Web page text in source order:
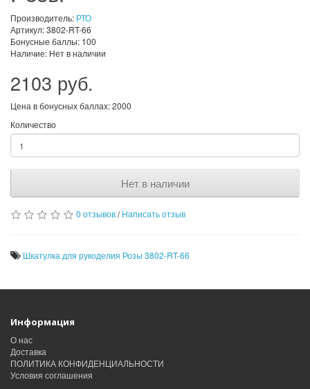
Производитель: РТО
Артикул: 3802-RT-66
Бонусные баллы: 100
Наличие: Нет в наличии
2103 руб.
Цена в бонусных баллах: 2000
Количество
Нет в наличии
0 отзывов/Написать отзыв
Шкатулка для рукоделия Розы 3802-RT-66
Информация
О нас
Доставка
ПОЛИТИКА КОНФИДЕНЦИАЛЬНОСТИ
Условия соглашения